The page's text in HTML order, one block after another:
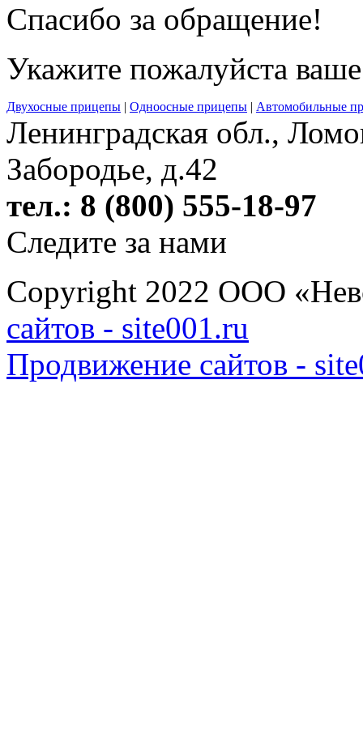
Спасибо за обращение!
Укажите пожалуйста
Двухосные прицепы | Одноосные прицепы | Автомобильные
Ленинградская обл.,
Забородье, д.42
тел.: 8 (800) 555-18-97
Следите за нами
Copyright 2022 ООО
сайтов - site001.ru
Продвижение сайтов -